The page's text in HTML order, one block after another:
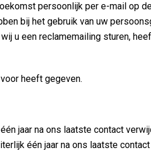
persoonlijk per e-mail op
bij het gebruik van uw
u een reclamemailing sturen,
heeft gegeven.
jaar na ons laatste contact
één jaar na ons laatste